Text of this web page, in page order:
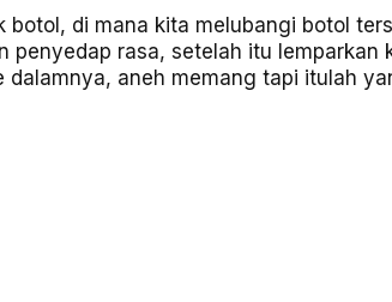
botol, di mana kita melubangi botol
penyedap rasa, setelah itu lemparkan
aneh memang tapi itulah